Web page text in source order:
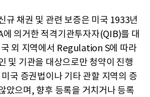
규 채권 및 관련 보증은 미국 1933년
의거한 적격기관투자자(QIB)를 대
외 지역에서 Regulation S에 따라
및 기관을 대상으로만 청약이 진행
국 증권법이나 기타 관할 지역의 증
았으며, 향후 등록을 거치거나 등록